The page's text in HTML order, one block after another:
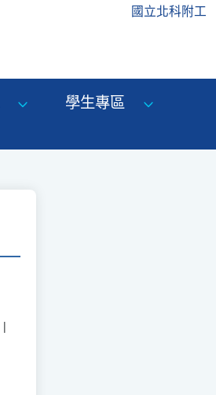
國立北科附工
學生專區
|